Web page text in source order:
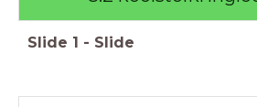
Slide 1 - Slide